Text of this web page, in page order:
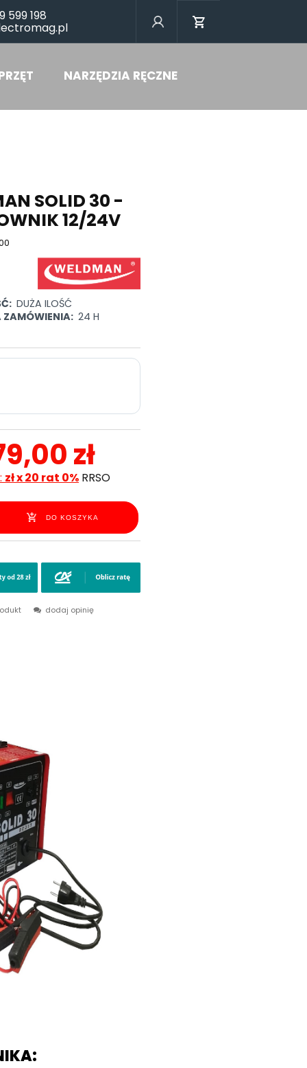
599 198
NARZĘDZIA RĘCZNE
SOLID 30 -
12/24V
DUŻA ILOŚĆ
ZAMÓWIENIA: 24 H
zł
zł x 20 rat 0%RRSO
DO KOSZYKA
dodaj opinię